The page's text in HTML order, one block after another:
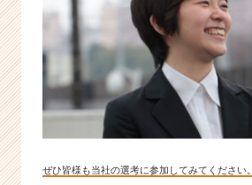
ぜひ皆様も当社の選考に参加してみてください。